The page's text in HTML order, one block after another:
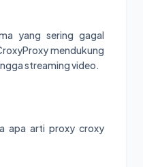
yang sering gagal
mendukung
streaming video.
apa arti proxy croxy